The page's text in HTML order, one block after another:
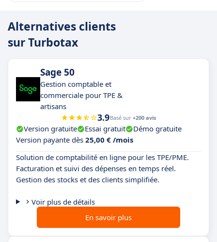
Alternatives clients
sur Turbotax
Sage 50
Gestion comptable et
commerciale pour TPE &
artisans
3.9Basé sur +200 avis
Version gratuite Essai gratuit
Démo gratuite
Version payante dès 25,00 € /mois
Solution de comptabilité en ligne pour les TPE/PME.
Facturation et suivi des dépenses en temps réel.
Gestion des stocks et des clients simplifiée.
Voir plus de détails
En savoir plus